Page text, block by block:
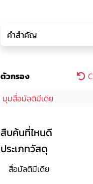
ตัวกรอง
มุมสื่อมัลติมีเดีย
สืบค้นที่ไหนดี
ประเภทวัสดุ
สื่อมัลติมีเดีย